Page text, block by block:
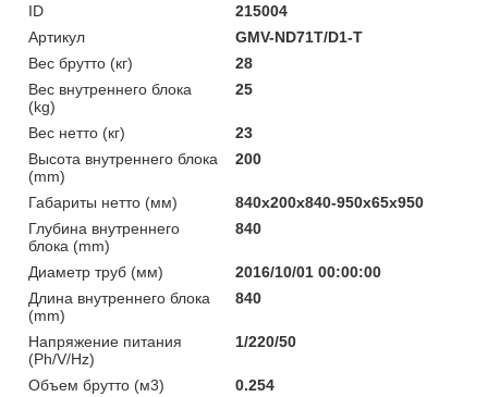
ID
215004
Артикул
GMV-ND71T/D1-T
Вес брутто (кг)
28
Вес внутреннего блока
(kg)
25
Вес нетто (кг)
23
Высота внутреннего блока
(mm)
200
Габариты нетто (мм)
840x200x840-950x65x950
Глубина внутреннего
блока (mm)
840
Диаметр труб (мм)
2016/10/01 00:00:00
Длина внутреннего блока
(mm)
840
Напряжение питания
(Ph/V/Hz)
1/220/50
Объем брутто (м3)
0.254